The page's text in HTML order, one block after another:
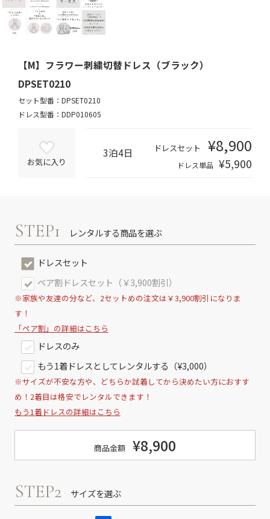
【M】フラワー刺繍切替ドレス（ブラック）
DPSET0210
セット型番：DPSET0210
ドレス型番：DDP010605
お気に入り
3泊4日 ドレスセット ¥8,900
ドレス単品 ¥5,900
STEP1 レンタルする商品を選ぶ
ドレスセット
ペア割ドレスセット（￥3,900割引）
※家族や友達の分など、2セットめの注文は￥3,900割引になりま
す！
「ペア割」の詳細はこちら
ドレスのみ
もう1着ドレスとしてレンタルする（¥3,000）
※サイズが不安な方や、どちらか試着してから決めたい方におすす
め！2着目は格安でレンタルできます！
もう1着ドレスの詳細はこちら
商品金額 ¥8,900
STEP2 サイズを選ぶ